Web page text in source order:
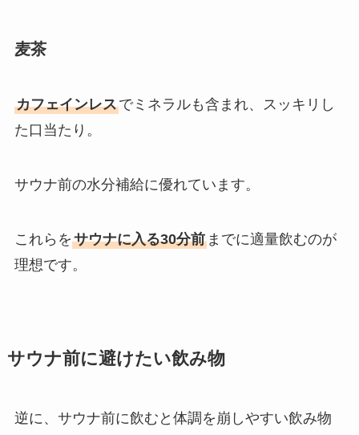
麦茶
カフェインレスでミネラルも含まれ、スッキリし
た口当たり。
サウナ前の水分補給に優れています。
これらをサウナに入る30分前までに適量飲むのが
理想です。
サウナ前に避けたい飲み物
逆に、サウナ前に飲むと体調を崩しやすい飲み物